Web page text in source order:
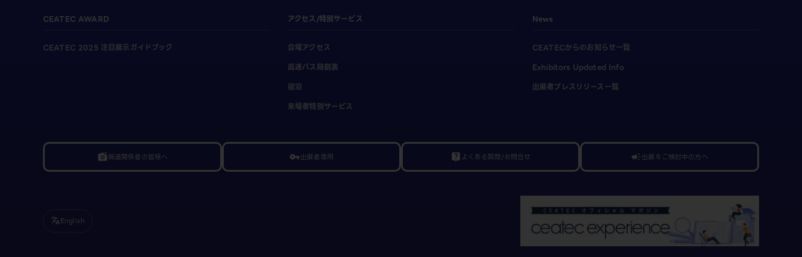
CEATEC AWARD
CEATEC 2025 注目展示ガイドブック
アクセス/特別サービス
会場アクセス
高速バス時刻表
宿泊
来場者特別サービス
News
CEATECからのお知らせ一覧
Exhibitors Updated Info
出展者プレスリリース一覧
linked_camera報道関係者の皆様へ vpn_key出展者専用 live_help よくある質問/お問合せ campaign出展をご検討中の方へ
translateEnglish